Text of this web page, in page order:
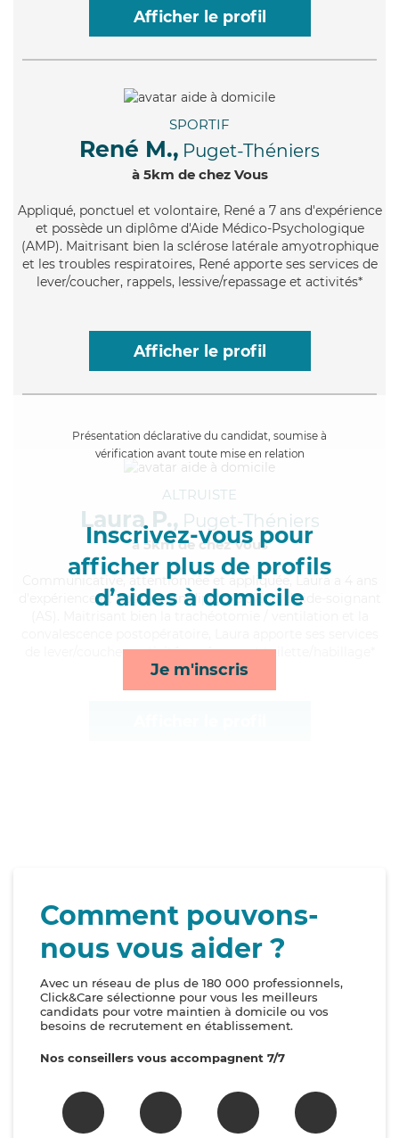
Afficher le profil
SPORTIF
René M., Puget-Théniers
à 5km de chez Vous
Appliqué, ponctuel et volontaire, René a 7 ans d'expérience
et possède un diplôme d'Aide Médico-Psychologique
(AMP). Maitrisant bien la sclérose latérale amyotrophique
et les troubles respiratoires, René apporte ses services de
lever/coucher, rappels, lessive/repassage et activités*
Afficher le profil
Présentation déclarative du candidat, soumise à
vérification avant toute mise en relation
Inscrivez-vous pour
afficher plus de profils
d’aides à domicile
Je m'inscris
ALTRUISTE
Laura P., Puget-Théniers
à 5km de chez Vous
, attentionnée et appliquée, Laura a 4 ans
d'expérience et possède un diplôme d'Etat d'aide-soignant
de lever/coucher, activités, ménage et toilette/habillage*
Comment pouvons-
nous vous aider ?
Avec un réseau de plus de 180 000 professionnels,
Click&Care sélectionne pour vous les meilleurs
candidats pour votre maintien à domicile ou vos
besoins de recrutement en établissement.
Nos conseillers vous accompagnent 7/7